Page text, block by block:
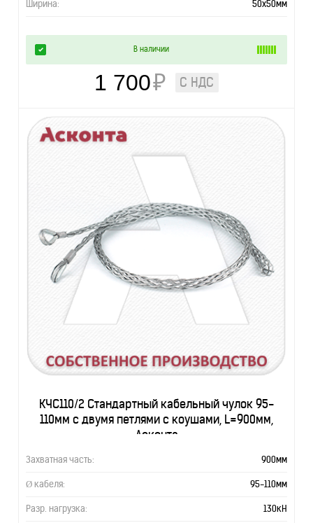
Ширина: 50х50мм
В наличии
1 700₽ С НДС
КЧС110/2 Стандартный кабельный чулок 95-
110мм с двумя петлями с коушами, L=900мм,
Асконта
Захватная часть: 900мм
Ø кабеля: 95-110мм
Разр. нагрузка: 130кН